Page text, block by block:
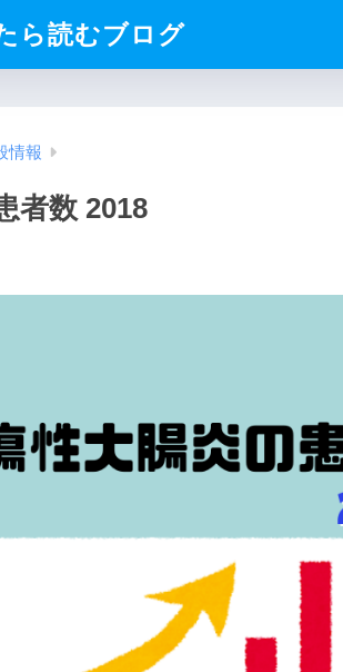
ら読むブログ
情報
者数 2018